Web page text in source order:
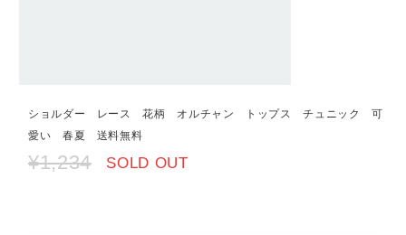
ショルダー レース 花柄 オルチャン トップス チュニック 可
愛い 春夏 送料無料
¥1,234 SOLD OUT